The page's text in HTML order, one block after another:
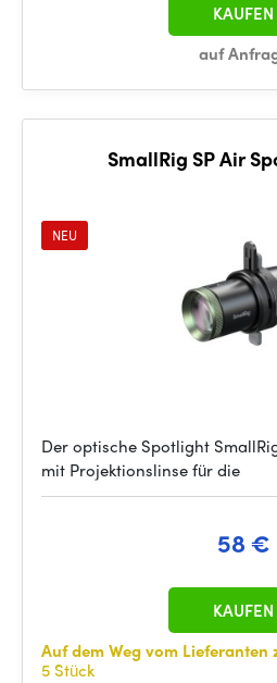
auf
KAUFEN
SmallRig SP Air
NEU
Der optische Spotlight
mit Projektionslinse für die
58 €
Auf dem Weg vom
5 Stück
KAUFEN